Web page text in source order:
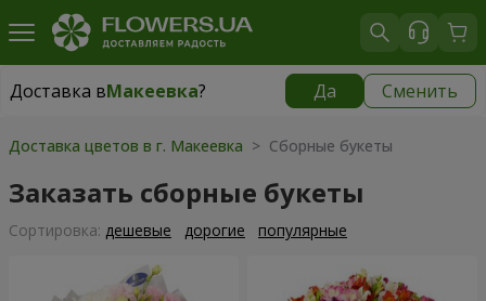
Доставка вМакеевка? Да Сменить
Доставка вМакеевка|
Доставка цветов в г. Макеевка > Сборные букеты
Заказать сборные букеты
Cортировка: дешевые дорогие популярные